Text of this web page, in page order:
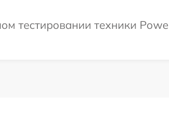
тестировании техники